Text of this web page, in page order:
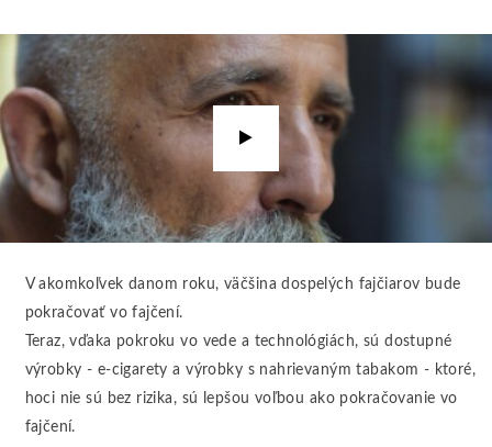
Prehrať
video
V akomkoľvek danom roku, väčšina dospelých fajčiarov bude
pokračovať vo fajčení.
Teraz, vďaka pokroku vo vede a technológiách, sú dostupné
výrobky - e-cigarety a výrobky s nahrievaným tabakom - ktoré,
hoci nie sú bez rizika, sú lepšou voľbou ako pokračovanie vo
fajčení.